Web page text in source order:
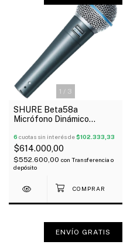
1 / 3
SHURE Beta58a
Micrófono Dinámico
Oferta!
6 cuotas sin interés de$102.333,33
$614.000,00
$552.600,00 con Transferencia o
depósito
ENVÍO GRATIS